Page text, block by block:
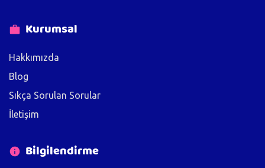
Kurumsal
Hakkımızda
Blog
Sıkça Sorulan Sorular
İletişim
Bilgilendirme